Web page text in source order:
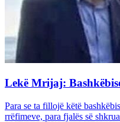
Lekë Mrijaj:
Para se ta fillojë këtë
rrëfimeve, para fjalës së